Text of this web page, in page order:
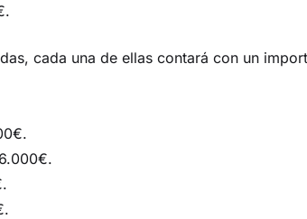
cada una de ellas contará con un